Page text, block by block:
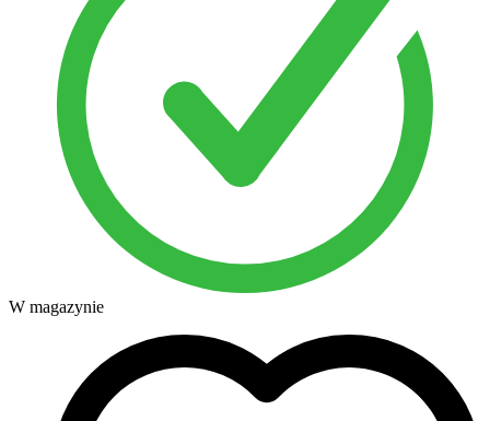
W magazynie